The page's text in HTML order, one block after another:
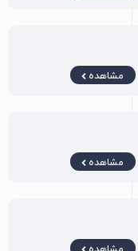
مشاهده
مشاهده